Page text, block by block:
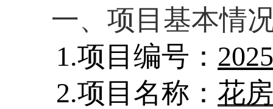
一、项目基本情
1.项目编号：
2.项目名称： 花